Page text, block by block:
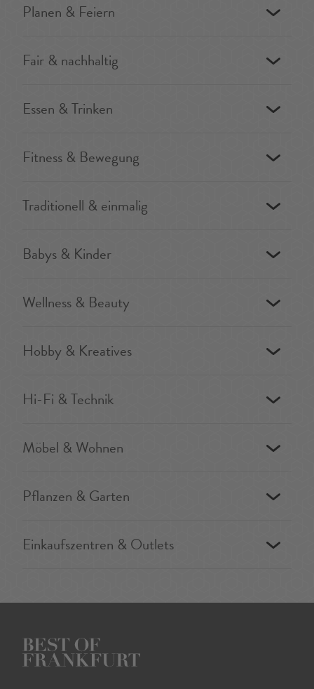
Planen & Feiern
Fair & nachhaltig
Essen & Trinken
Fitness & Bewegung
Traditionell & einmalig
Babys & Kinder
Wellness & Beauty
Hobby & Kreatives
Hi-Fi & Technik
Möbel & Wohnen
Pflanzen & Garten
Einkaufszentren & Outlets